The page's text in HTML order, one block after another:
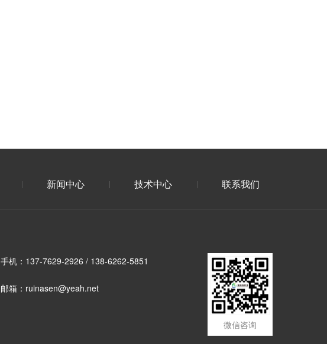
新闻中心 技术中心 联系我们
手机：137-7629-2926 / 138-6262-5851
邮箱：ruinasen@yeah.net
微信咨询